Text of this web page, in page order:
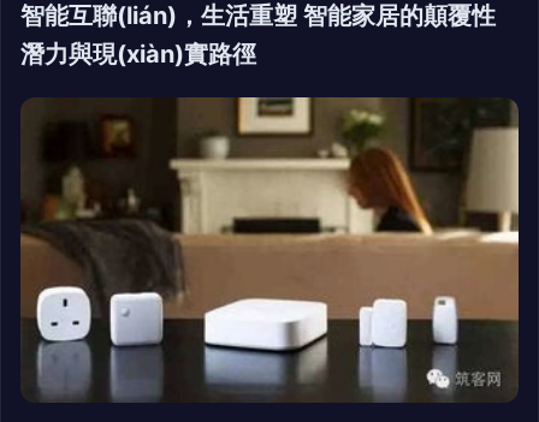
智能互聯(lián)，生活重塑 智能家居的顛覆性
潛力與現(xiàn)實路徑